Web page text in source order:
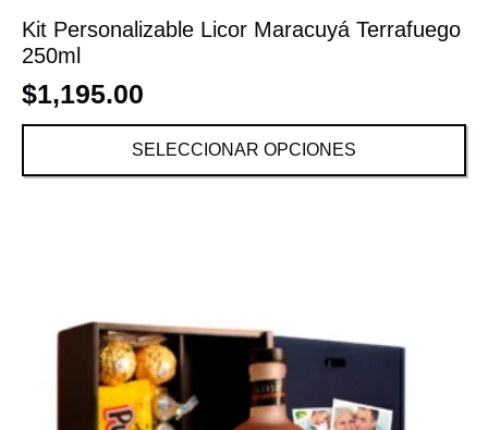
Kit Personalizable Licor Maracuyá Terrafuego
250ml
$1,195.00
SELECCIONAR OPCIONES